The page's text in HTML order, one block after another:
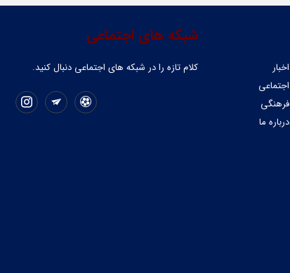
شبکه های اجتماعی
کلام تازه را در شبکه ‌های اجتماعی دنبال کنید.
اخبار
اجتماعی
فرهنگی
درباره ما